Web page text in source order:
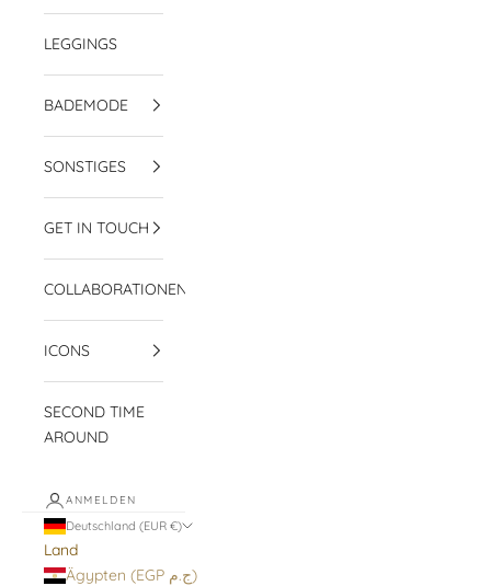
LEGGINGS
BADEMODE
SONSTIGES
GET IN TOUCH
COLLABORATIONEN
ICONS
SECOND TIME
AROUND
ANMELDEN
Deutschland (EUR €)
Land
Ägypten (EGP ج.م)